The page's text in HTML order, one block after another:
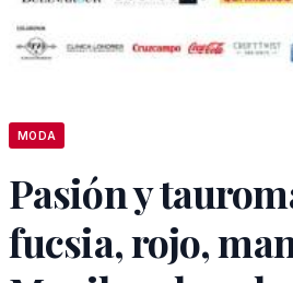
MODA
Pasión y
fucsia, rojo,